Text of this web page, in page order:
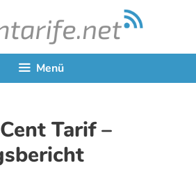
Menü
Tarif –